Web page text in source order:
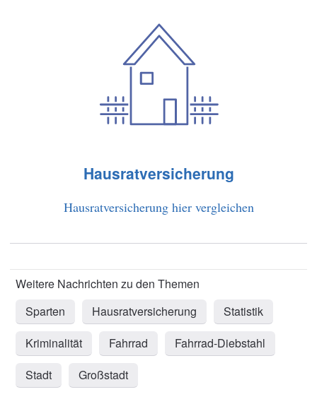
Hausratversicherung
Hausratversicherung hier vergleichen
Sparten Hausratversicherung
Statistik
Kriminalität
Fahrrad
Fahrrad-Diebstahl
Stadt
Großstadt